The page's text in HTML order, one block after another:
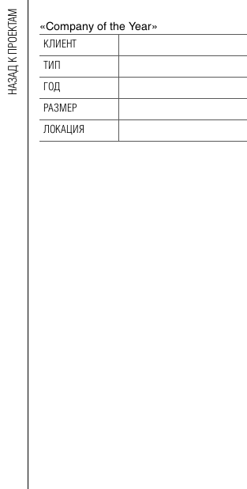
НАЗАД К ПРОЕКТАМ
2020 RELIABLE AND
ATTRACTIVE ENTERPRISES
ТИП:
ГОД:
РАЗМЕР:
ЛОКАЦИЯ:
«Company of the Year»
КЛИЕНТ
ТИП
ГОД
РАЗМЕР
ЛОКАЦИЯ